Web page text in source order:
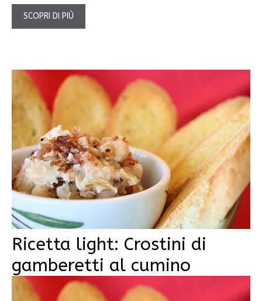
SCOPRI DI PIÙ
Ricetta light: Crostini di
gamberetti al cumino